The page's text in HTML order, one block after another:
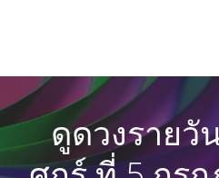
ดูดวงรายวั